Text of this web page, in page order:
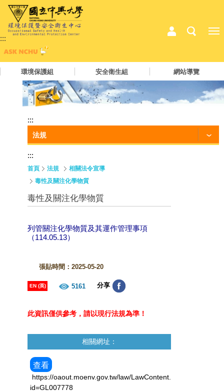
:::
環境保護組 安全衛生組 網站導覽
:::
法規
:::
首頁 法規
相關法令宣導
毒性及關注化學物質
毒性及關注化學物質
列管關注化學物質及其運作管理事項
（114.05.13）
張貼時間：2025-05-20
EN (英) 5161 分享
此資訊僅供參考，請以現行法規為準！
相關網址：
https://oaout.moenv.gov.tw/law/LawContent.aspx?
id=GL007778